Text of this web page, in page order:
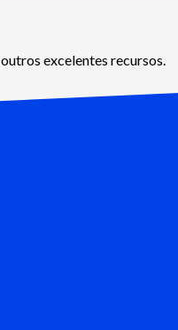
excelentes recursos.